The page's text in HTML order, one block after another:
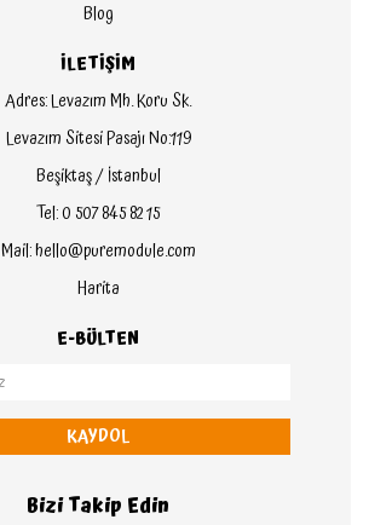
Blog
İLETİŞİM
Adres: Levazım Mh. Koru Sk.
Levazım Sitesi Pasajı No:119
Beşiktaş / İstanbul
Tel: 0 507 845 82 15
Mail: hello@puremodule.com
Harita
E-BÜLTEN
KAYDOL
Bizi Takip Edin